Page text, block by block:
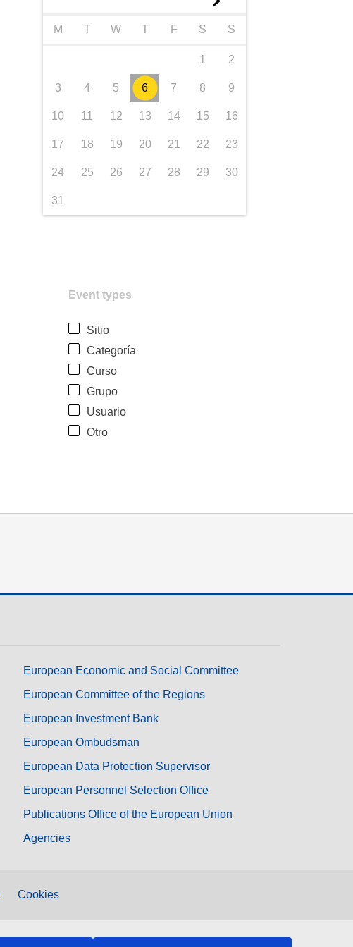
M T W T F S S
1 2
3 4 5 6 7 8 9
10 11 12 13 14 15 16
17 18 19 20 21 22 23
24 25 26 27 28 29 30
31
Event types
Sitio
Categoría
Curso
Grupo
Usuario
Otro
European Economic and Social Committee
European Committee of the Regions
European Investment Bank
European Ombudsman
European Data Protection Supervisor
European Personnel Selection Office
Publications Office of the European Union
Agencies
Cookies